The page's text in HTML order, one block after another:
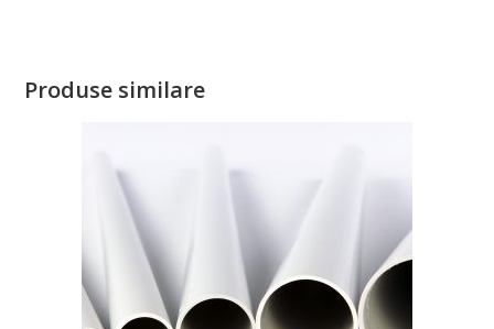
Produse similare